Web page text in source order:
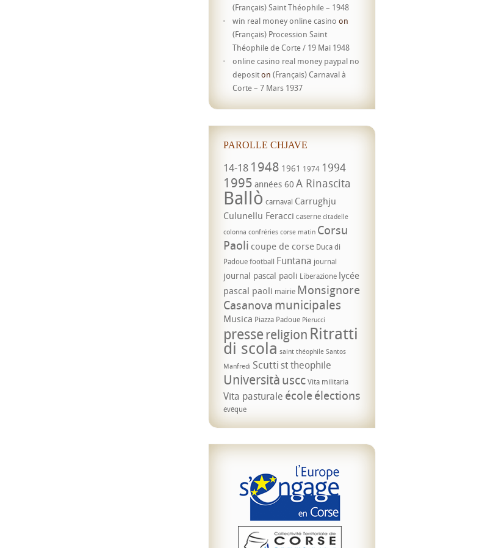
(Français) Saint Théophile – 1948
win real money online casino on
(Français) Procession Saint
Théophile de Corte / 19 Mai 1948
online casino real money paypal no
depositon (Français) Carnaval à
Corte – 7 Mars 1937
PAROLLE CHJAVE
14-18 1948 1961 1974 1994
1995 années 60 A Rinascita
Ballò carnaval Carrughju
Culunellu Feracci caserne citadelle
colonna confréries corse matin Corsu
Paoli coupe de corse Duca di
Padouefootball Funtana journal
journal pascal paoli Liberazione lycée
pascal paoli mairie Monsignore
Casanova municipales
Musica Piazza Padoue Pierucci
pressereligion Ritratti
di scola saint théophile Santos
Manfredi Scuttist theophile
UniversitàusccVita militaria
Vita pasturale écoleélections
évêque